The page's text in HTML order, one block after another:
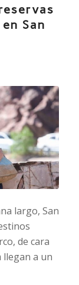
San
largo, San
de cara
llegan a un